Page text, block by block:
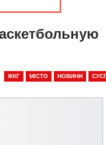
ЖКГ МІСТО НОВИНИ